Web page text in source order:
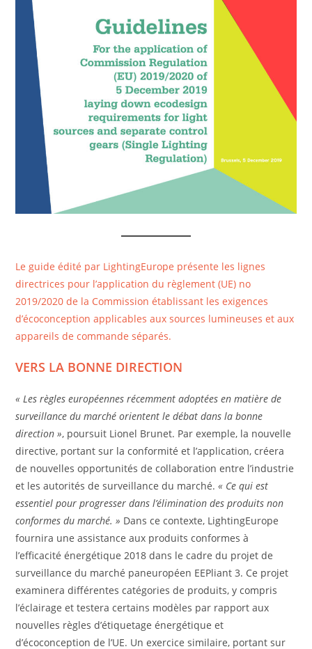
Le guide édité par LightingEurope présente les lignes
directrices pour l’application du règlement (UE) no
2019/2020 de la Commission établissant les exigences
d’écoconception applicables aux sources lumineuses et aux
appareils de commande séparés.
VERS LA BONNE DIRECTION
« Les règles européennes récemment adoptées en matière de
surveillance du marché orientent le débat dans la bonne
direction », poursuit Lionel Brunet. Par exemple, la nouvelle
directive, portant sur la conformité et l’application, créera
de nouvelles opportunités de collaboration entre l’industrie
et les autorités de surveillance du marché.« Ce qui est
essentiel pour progresser dans l’élimination des produits non
conformes du marché. » Dans ce contexte, LightingEurope
fournira une assistance aux produits conformes à
l’efficacité énergétique 2018 dans le cadre du projet de
surveillance du marché paneuropéen EEPliant 3. Ce projet
examinera différentes catégories de produits, y compris
l’éclairage et testera certains modèles par rapport aux
nouvelles règles d’étiquetage énergétique et
d’écoconception de l’UE. Un exercice similaire, portant sur